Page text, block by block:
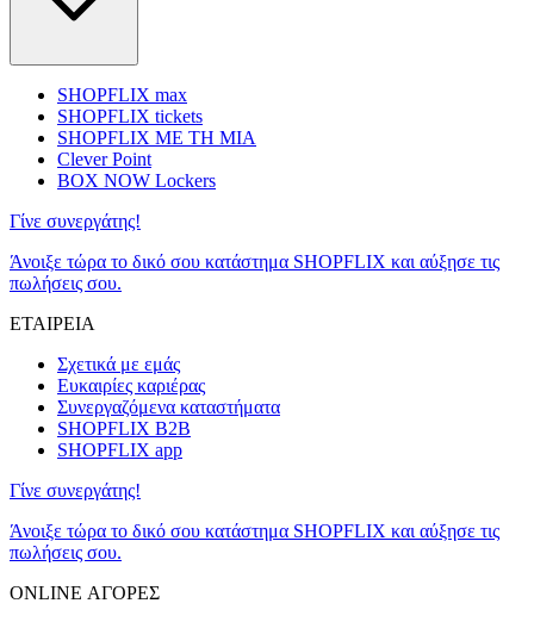
SHOPFLIX max
SHOPFLIX tickets
SHOPFLIX ΜΕ ΤΗ ΜΙΑ
Clever Point
BOX NOW Lockers
Γίνε συνεργάτης!
Άνοιξε τώρα το δικό σου κατάστημα SHOPFLIX και αύξησε τις
πωλήσεις σου.
ΕΤΑΙΡΕΙΑ
Σχετικά με εμάς
Ευκαιρίες καριέρας
Συνεργαζόμενα καταστήματα
SHOPFLIX B2B
SHOPFLIX app
Γίνε συνεργάτης!
Άνοιξε τώρα το δικό σου κατάστημα SHOPFLIX και αύξησε τις
πωλήσεις σου.
ONLINE ΑΓΟΡΕΣ